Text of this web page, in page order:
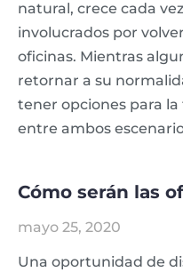
natural, crece cada
involucrados por
oficinas. Mientras
retornar a su
tener opciones para
entre ambos
Cómo serán las
mayo 25, 2020
Una oportunidad de